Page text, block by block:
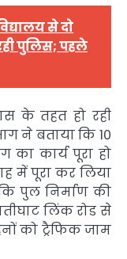
से दो
पुलिस; पहले
के तहत हो रही
ने बताया कि 10
का कार्य पूरा हो
में पूरा कर लिया
पुल निर्माण की
लिंक रोड से
को ट्रैफिक जाम